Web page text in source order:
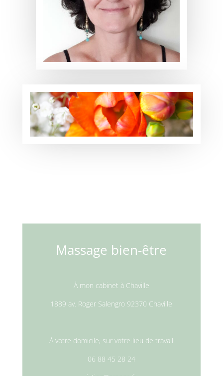
Massage bien-être
À mon cabinet à Chaville
1889 av. Roger Salengro 92370 Chaville
À votre domicile, sur votre lieu de travail
06 88 45 28 24